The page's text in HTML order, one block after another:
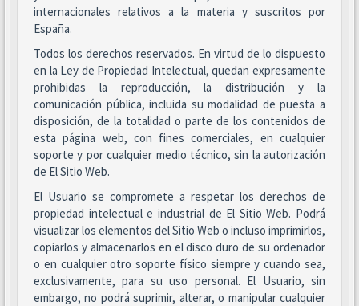
internacionales relativos a la materia y suscritos por
España.
Todos los derechos reservados. En virtud de lo dispuesto
en la Ley de Propiedad Intelectual, quedan expresamente
prohibidas la reproducción, la distribución y la
comunicación pública, incluida su modalidad de puesta a
disposición, de la totalidad o parte de los contenidos de
esta página web, con fines comerciales, en cualquier
soporte y por cualquier medio técnico, sin la autorización
de El Sitio Web.
El Usuario se compromete a respetar los derechos de
propiedad intelectual e industrial de El Sitio Web. Podrá
visualizar los elementos del Sitio Web o incluso imprimirlos,
copiarlos y almacenarlos en el disco duro de su ordenador
o en cualquier otro soporte físico siempre y cuando sea,
exclusivamente, para su uso personal. El Usuario, sin
embargo, no podrá suprimir, alterar, o manipular cualquier